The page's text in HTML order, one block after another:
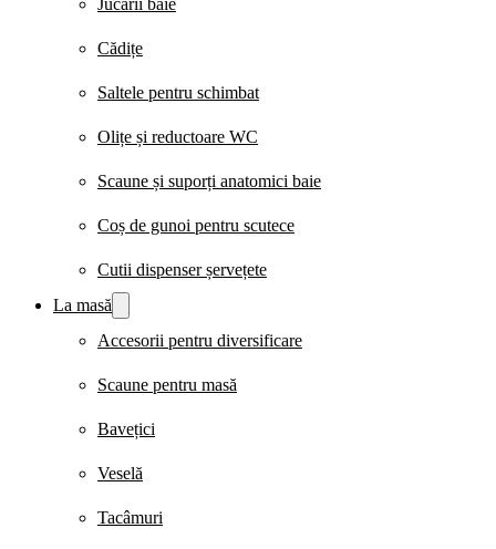
Jucării baie
Cădițe
Saltele pentru schimbat
Olițe și reductoare WC
Scaune și suporți anatomici baie
Coș de gunoi pentru scutece
Cutii dispenser șervețete
La masă
Accesorii pentru diversificare
Scaune pentru masă
Bavețici
Veselă
Tacâmuri